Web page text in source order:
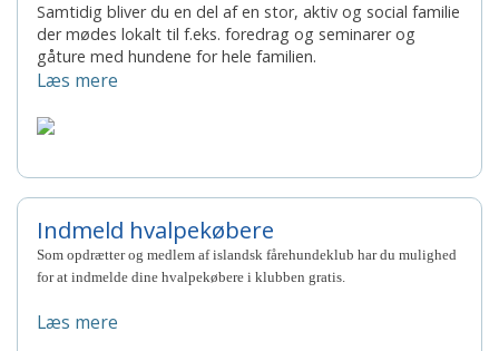
Samtidig bliver du en del af en stor, aktiv og social familie
der mødes lokalt til f.eks. foredrag og seminarer og
gåture med hundene for hele familien.
Læs mere
Indmeld hvalpekøbere
Som opdrætter og medlem af islandsk fårehundeklub har du mulighed
for at indmelde dine hvalpekøbere i klubben gratis.
Læs mere